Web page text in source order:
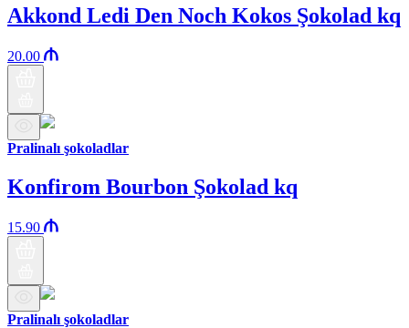
Akkond Ledi Den Noch Kokos Şokolad kq
20.00
Pralinalı şokoladlar
Konfirom Bourbon Şokolad kq
15.90
Pralinalı şokoladlar